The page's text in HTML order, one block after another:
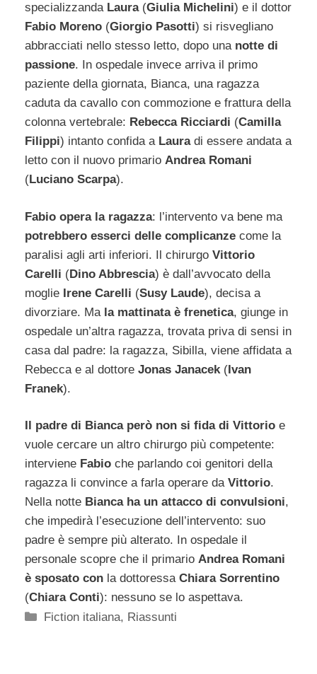
specializzanda Laura (Giulia Michelini) e il dottor
Fabio Moreno (Giorgio Pasotti) si risvegliano
abbracciati nello stesso letto, dopo una notte di
passione. In ospedale invece arriva il primo
paziente della giornata, Bianca, una ragazza
caduta da cavallo con commozione e frattura della
colonna vertebrale: Rebecca Ricciardi (Camilla
Filippi) intanto confida a Laura di essere andata a
letto con il nuovo primario Andrea Romani
(Luciano Scarpa).
Fabio opera la ragazza: l’intervento va bene ma
potrebbero esserci delle complicanze come la
paralisi agli arti inferiori. Il chirurgo Vittorio
Carelli (Dino Abbrescia) è dall’avvocato della
moglie Irene Carelli (Susy Laude), decisa a
divorziare. Ma la mattinata è frenetica, giunge in
ospedale un’altra ragazza, trovata priva di sensi in
casa dal padre: la ragazza, Sibilla, viene affidata a
Rebecca e al dottore Jonas Janacek (Ivan
Franek).
Il padre di Bianca però non si fida di Vittorio e
vuole cercare un altro chirurgo più competente:
interviene Fabio che parlando coi genitori della
ragazza li convince a farla operare da Vittorio.
Nella notte Bianca ha un attacco di convulsioni,
che impedirà l’esecuzione dell’intervento: suo
padre è sempre più alterato. In ospedale il
personale scopre che il primario Andrea Romani
è sposato con la dottoressa Chiara Sorrentino
(Chiara Conti): nessuno se lo aspettava.
Categorie
Fiction italiana, Riassunti